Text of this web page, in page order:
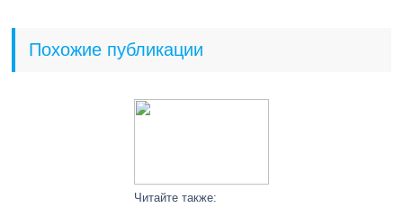
Похожие публикации
Читайте также: